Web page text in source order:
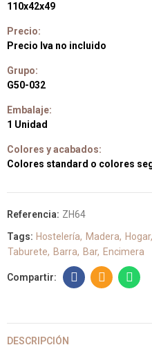
110x42x49
Precio:
Precio Iva no incluido
Grupo:
G50-032
Embalaje:
1 Unidad
Colores y acabados:
Colores standard o colores
Referencia: ZH64
Tags: Hostelería Madera Hogar
Taburete
Barra Bar Encimera
DESCRIPCIÓN